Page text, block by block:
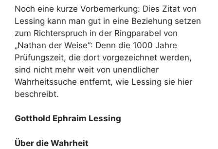
Noch eine kurze Vorbemerkung: Dies Zitat von
Lessing kann man gut in eine Beziehung setzen
zum Richterspruch in der Ringparabel von
„Nathan der Weise“: Denn die 1000 Jahre
Prüfungszeit, die dort vorgezeichnet werden,
sind nicht mehr weit von unendlicher
Wahrheitssuche entfernt, wie Lessing sie hier
beschreibt.
Gotthold Ephraim Lessing
Über die Wahrheit